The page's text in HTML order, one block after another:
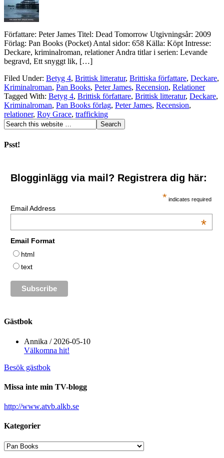
Författare: Peter James Titel: Dead Tomorrow Utgivningsår: 2009
Förlag: Pan Books (Pocket) Antal sidor: 658 Källa: Köpt Intresse:
Deckare, kriminalroman, relationer Andra titlar i serien: Levande
begravd, Ett snyggt lik, […]
Filed Under: Betyg 4, Brittisk litteratur, Brittiska författare, Deckare,
Kriminalroman, Pan Books, Peter James, Recension, Relationer
Tagged With: Betyg 4, Brittisk författare, Brittisk litteratur, Deckare,
Kriminalroman, Pan Books förlag, Peter James, Recension,
relationer, Roy Grace, trafficking
Psst!
Blogginlägg via mail? Registrera dig här:
* indicates required
Email Address
*
Email Format
html
text
Gästbok
Annika / 2026-05-10
Välkomna hit!
Besök gästbok
Missa inte min TV-blogg
http://www.atvb.alkb.se
Kategorier
Kategorier